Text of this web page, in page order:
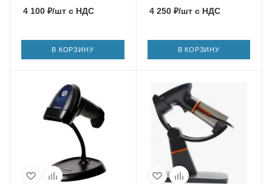
4 100 ₽/шт с НДС
В КОРЗИНУ
4 250₽/штс НДС
В КОРЗИНУ